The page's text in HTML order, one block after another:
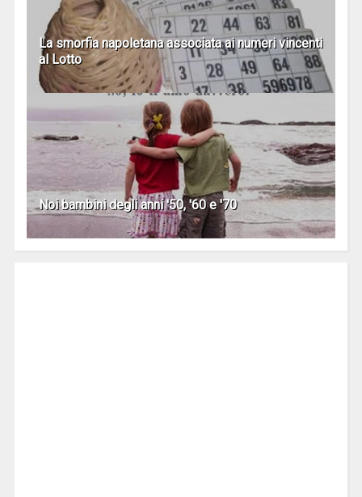
La smorfia napoletana associata ai numeri vincenti
al Lotto
Noi bambini degli anni '50, '60 e '70